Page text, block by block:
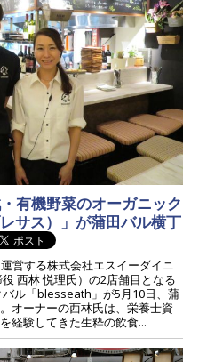
有機野菜のオーガニック
サス）」が蒲田バル横丁
営する株式会社エスイーダイニ
西林 悦理氏）の2店舗目となる
ル「blesseath」が5月10日、蒲
オーナーの西林氏は、栄養士資
経験してきた生粋の飲食...